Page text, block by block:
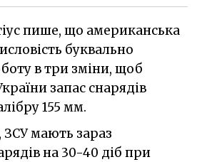
пише, що американська
буквально
в три зміни, щоб
запас снарядів
155 мм.
мають зараз
на 30-40 діб при